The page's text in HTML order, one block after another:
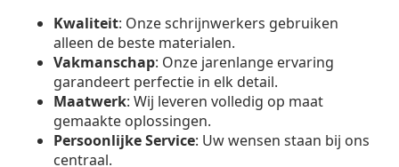
Kwaliteit: Onze schrijnwerkers gebruiken
alleen de beste materialen.
Vakmanschap: Onze jarenlange ervaring
garandeert perfectie in elk detail.
Maatwerk: Wij leveren volledig op maat
gemaakte oplossingen.
Persoonlijke Service: Uw wensen staan bij ons
centraal.